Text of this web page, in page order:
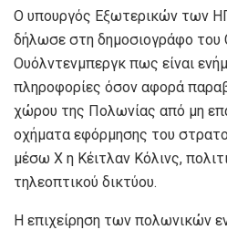
Ο υπουργός Εξωτερικών των
δήλωσε στη δημοσιογράφο του
Ουόλντενμπεργκ πως είναι
πληροφορίες όσον αφορά
χώρου της Πολωνίας από μη
οχήματα εφόρμησης του
μέσω X η Κέιτλαν Κόλινς,
τηλεοπτικού δικτύου.
Η επιχείρηση των πολωνικών